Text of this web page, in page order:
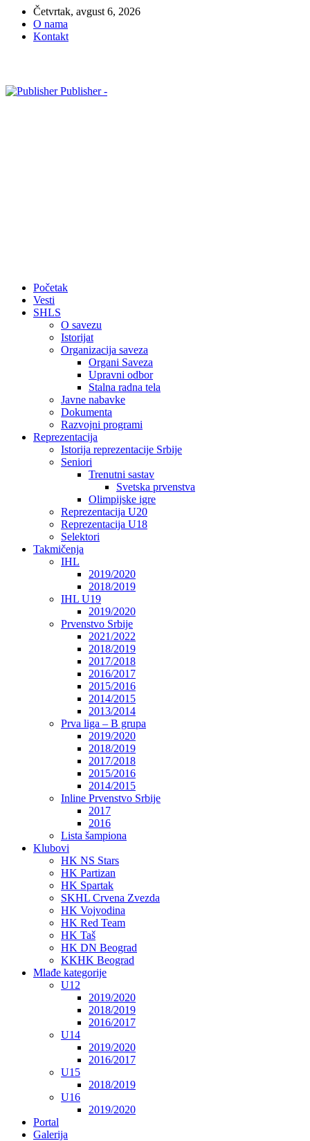
Četvrtak, avgust 6, 2026
O nama
Kontakt
Publisher -
Početak
Vesti
SHLS
O savezu
Istorijat
Organizacija saveza
Organi Saveza
Upravni odbor
Stalna radna tela
Javne nabavke
Dokumenta
Razvojni programi
Reprezentacija
Istorija reprezentacije Srbije
Seniori
Trenutni sastav
Svetska prvenstva
Olimpijske igre
Reprezentacija U20
Reprezentacija U18
Selektori
Takmičenja
IHL
2019/2020
2018/2019
IHL U19
2019/2020
Prvenstvo Srbije
2021/2022
2018/2019
2017/2018
2016/2017
2015/2016
2014/2015
2013/2014
Prva liga – B grupa
2019/2020
2018/2019
2017/2018
2015/2016
2014/2015
Inline Prvenstvo Srbije
2017
2016
Lista šampiona
Klubovi
HK NS Stars
HK Partizan
HK Spartak
SKHL Crvena Zvezda
HK Vojvodina
HK Red Team
HK Taš
HK DN Beograd
KKHK Beograd
Mlađe kategorije
U12
2019/2020
2018/2019
2016/2017
U14
2019/2020
2016/2017
U15
2018/2019
U16
2019/2020
Portal
Galerija